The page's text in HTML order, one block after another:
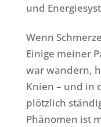
und
Wenn
Einige meiner
war wandern,
Knien – und in
plötzlich
Phänomen ist